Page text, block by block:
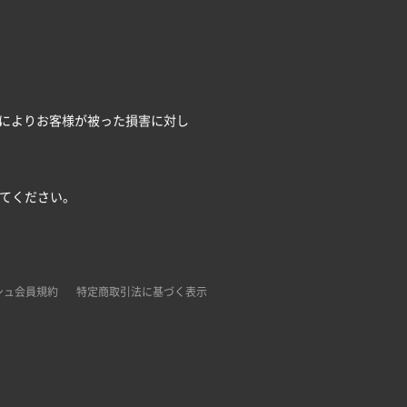
よりお客様が被った損害に対し
ください。
ュ会員規約 特定商取引法に基づく表示